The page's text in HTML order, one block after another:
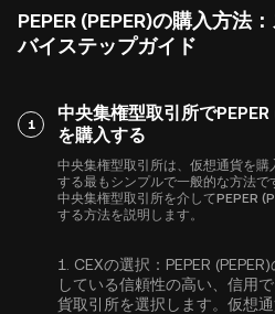
PEPER (PEPER)の購入方法
バイステップガイド
1
中央集権型取引所でPEPER
を購入する
中央集権型取引所は、仮想通貨を購
する最もシンプルで一般的な方法で
中央集権型取引所を介してPEPER
する方法を説明します。
1. CEXの選択： PEPER
している信頼性の高い、信用
貨取引所を選択します。仮想